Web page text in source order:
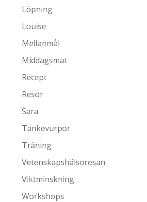
Löpning
Louise
Mellanmål
Middagsmat
Recept
Resor
Sara
Tankevurpor
Träning
Vetenskapshälsoresan
Viktminskning
Workshops